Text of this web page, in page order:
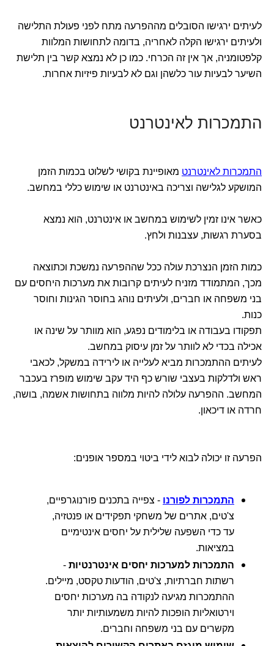
לעיתים ירגישו הסובלים מההפרעה מתח לפני פעולת התלישה
ולעיתים ירגישו הקלה לאחריה, בדומה לתחושות המלוות
קלפטומניה, אך אין זה הכרחי. כמו כן לא נמצא קשר בין תלישת
השיער לבעיות עור כלשהן וגם לא לבעיות פיזיות אחרות.
התמכרות לאינטרנט
התמכרות לאינטרנט מאופיינת בקושי לשלוט בכמות הזמן
המושקע לגלישה וצריכה באינטרנט או שימוש כללי במחשב.
כאשר אינו זמין לשימוש במחשב או אינטרנט, הוא נמצא
בסערת רגשות, עצבנות ולחץ.
כמות הזמן הנצרכת עולה ככל שההפרעה נמשכת וכתוצאה
מכך, המתמודד מזניח לעיתים קרובות את מערכות היחסים עם
בני משפחה או חברים, ולעיתים נוהג בחוסר הגינות וחוסר
כנות.
תפקודו בעבודה או בלימודים נפגע, הוא מוותר על שינה או
אכילה בכדי לא לוותר על זמן עיסוק במחשב.
לעיתים ההתמכרות מביא לעלייה או לירידה במשקל, לכאבי
ראש ולדלקות בעצבי שורש כף היד עקב שימוש מופרז בעכבר
המחשב. ההפרעה עלולה להיות מלווה בתחושות אשמה, בושה,
חרדה או דיכאון.
הפרעה זו יכולה לבוא לידי ביטוי במספר אופנים:
התמכרות לפורנו - צפייה בתכנים פורנוגרפיים,
צ'טים, אתרים של משחקי תפקידים או פנטזיה,
עד כדי השפעה שלילית על יחסים אינטימיים
במציאות.
התמכרות למערכות יחסים אינטרנטיות -
רשתות חברתיות, צ'טים, הודעות טקסט, מיילים.
ההתמכרות מגיעה לנקודה בה מערכות יחסים
וירטואליות הופכות להיות משמעותיות יותר
מקשרים עם בני משפחה וחברים.